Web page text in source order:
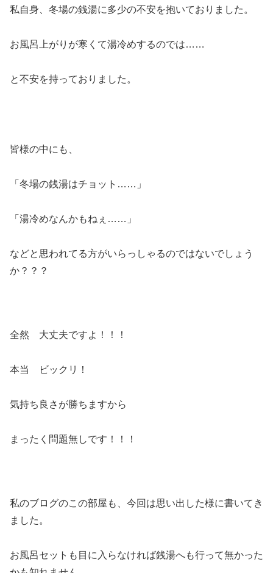
私自身、冬場の銭湯に多少の不安を抱いておりました。
お風呂上がりが寒くて湯冷めするのでは……
と不安を持っておりました。
皆様の中にも、
「冬場の銭湯はチョット……」
「湯冷めなんかもねぇ……」
などと思われてる方がいらっしゃるのではないでしょう
か？？？
全然 大丈夫ですよ！！！
本当 ビックリ！
気持ち良さが勝ちますから
まったく問題無しです！！！
私のブログのこの部屋も、今回は思い出した様に書いてき
ました。
お風呂セットも目に入らなければ銭湯へも行って無かった